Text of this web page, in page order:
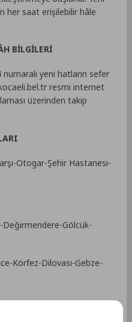
her saat erişilebilir hâle
BİLGİLERİ
yeni hatların sefer
resmi internet
üzerinden takip
Otogar-Şehir Hastanesi-
Değirmendere-Gölcük-
Körfez-Dilovası-Gebze-